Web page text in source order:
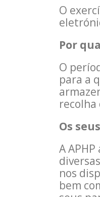
O
Por
O
para a
Os
A
nos
bem